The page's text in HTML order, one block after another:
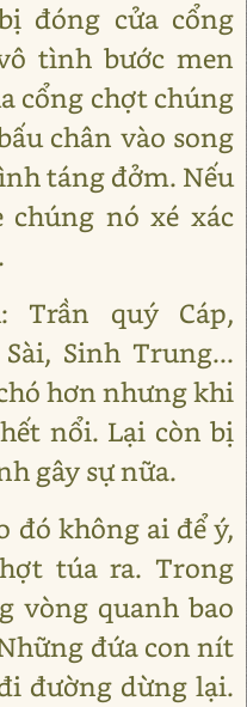
đóng cửa cổng
tình bước men
cổng chợt chúng
chân vào song
táng đởm. Nếu
chúng nó xé xác
quý Cáp,
Sinh Trung...
hơn nhưng khi
nổi. Lại còn bị
gây sự nữa.
đó không ai để ý,
túa ra. Trong
vòng quanh bao
đứa con nít
đường dừng lại.